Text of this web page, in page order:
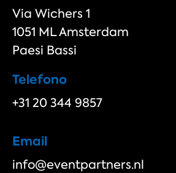
Via Wichers 1
1051 ML Amsterdam
Paesi Bassi
Telefono
+31 20 344 9857
Email
info@eventpartners.nl